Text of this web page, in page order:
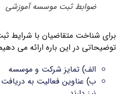
ضوابط ثبت موسسه آموزشی
برای شناخت متقاضیان با شرایط
توضیحاتی در این باره ارائه می
الف) تمایز شرکت و موسسه
ب) عناوین فعالیت به